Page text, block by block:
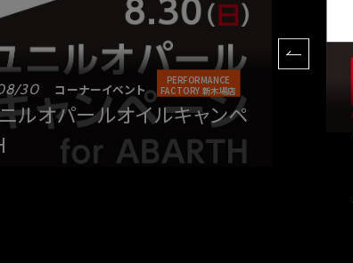
30 コーナーイベント
PERFORMANCE
FACTORY 新木場店
ルオパールオイルキャンペ